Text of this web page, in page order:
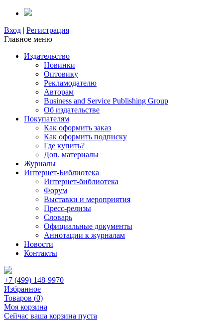
Вход | Регистрация
Главное меню
Издательство
Новинки
Оптовику
Рекламодателю
Авторам
Business and Service Publishing Group
Об издательстве
Покупателям
Как оформить заказ
Как оформить подписку
Где купить?
Доп. материалы
Журналы
Интернет-Библиотека
Интернет-библиотека
Форум
Выставки и мероприятия
Пресс-релизы
Словарь
Официальные документы
Аннотации к журналам
Новости
Контакты
+7 (499) 148-9970
Избранное
Товаров (0)
Моя корзина
Сейчас ваша корзина пуста